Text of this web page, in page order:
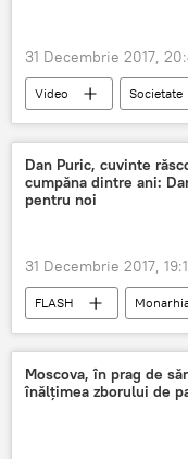
31 Decembrie 2017,
Video Societate
SUA
NASA
Dan Puric, cuvinte
cumpăna dintre ani:
pentru noi
31 Decembrie 2017,
FLASH
Dan Puric
România
Moscova, în prag de
înălțimea zborului de